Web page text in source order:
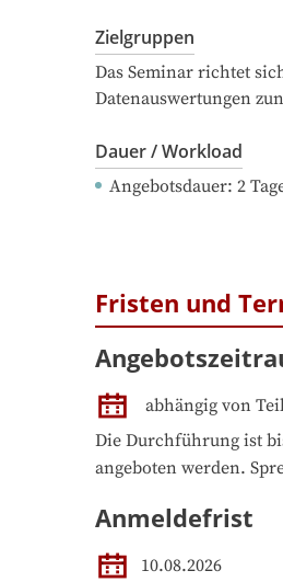
Zielgruppen
Das Seminar richtet
Datenauswertungen
Dauer / Workload
Angebotsdauer: 2
Fristen und
abhängig von
Die Durchführung ist
angeboten werden.
Anmeldefrist
10.08.2026